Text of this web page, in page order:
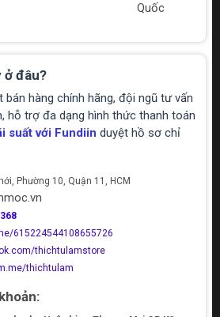
Quốc
ở đâu?
hàng chính hãng, đội ngũ tư vấn
hỗ trợ đa dạng hình thức thanh toán
suất với Fundiin duyệt hồ sơ chỉ
Phường 10, Quận 11, HCM
615224544108655726
thichtulamstore
thichtulam